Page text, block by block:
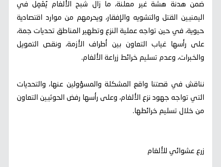
ضمن هدنة هشة غير معلنة، ما زال شبح الألغام يُعْمِل في
اليمنيين القتل والتشويه والإفقار، ويحرمهم من موارد اقتصادية
حيوية، في حين تواجه عملية النزع وتطهير المناطق تحديات جمة،
على رأسها غياب التعاون بين أطراف الأزمة، ونقص التمويل
والخبرات، وعدم تسليم خرائط زراعة الألغام.
نناقش في قصتنا واقع المشكلة والمسؤولين عنها، والتحديات
التي تواجه جهود نزع الألغام، وعلى رأسها رفض الحوثيين التعاون
من خلال تسليم خرائطها.
زرع عشوائي للألغام